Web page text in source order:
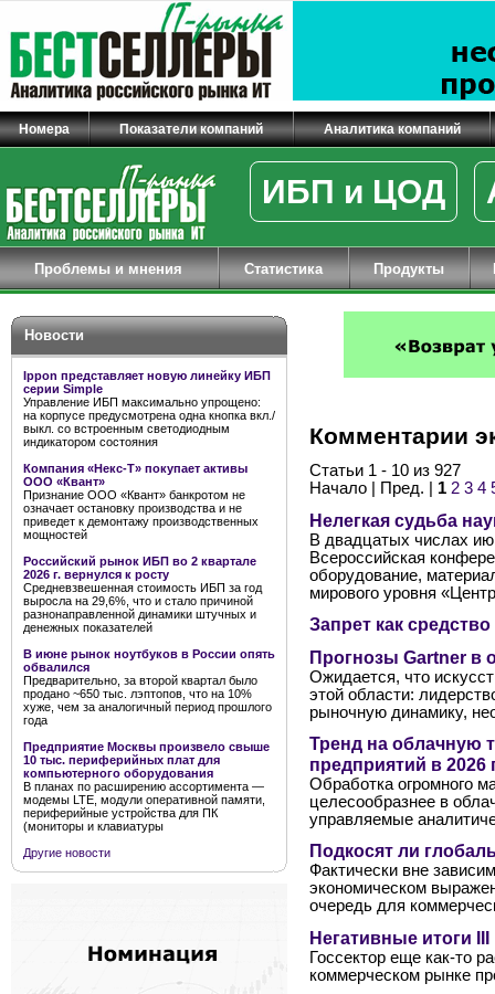
Номера Показатели компаний Аналитика компаний
ИБП и ЦОД
Проблемы и мнения Статистика Продукты
Новости
Ippon представляет новую линейку ИБП
серии Simple
Управление ИБП максимально упрощено:
на корпусе предусмотрена одна кнопка вкл./
выкл. со встроенным светодиодным
индикатором состояния
Компания «Некс-Т» покупает активы
ООО «Квант»
Признание ООО «Квант» банкротом не
означает остановку производства и не
приведет к демонтажу производственных
мощностей
Российский рынок ИБП во 2 квартале
2026 г. вернулся к росту
Средневзвешенная стоимость ИБП за год
выросла на 29,6%, что и стало причиной
разнонаправленной динамики штучных и
денежных показателей
В июне рынок ноутбуков в России опять
обвалился
Предварительно, за второй квартал было
продано ~650 тыс. лэптопов, что на 10%
хуже, чем за аналогичный период прошлого
года
Предприятие Москвы произвело свыше
10 тыс. периферийных плат для
компьютерного оборудования
В планах по расширению ассортимента —
модемы LTE, модули оперативной памяти,
периферийные устройства для ПК
(мониторы и клавиатуры
Другие новости
Комментарии
Статьи 1 - 10 из 927
Начало | Пред. | 1 2 3 4
Нелегкая судьба
В двадцатых числах
Всероссийская
оборудование,
мирового уровня
Запрет как
Прогнозы Gartner в
Ожидается, что
этой области:
рыночную динамику,
Тренд на
предприятий в 2026
Обработка огромного
целесообразнее в
управляемые
Подкосят ли
Фактически вне
экономическом
очередь для
Негативные итоги
Госсектор еще как-то
коммерческом рынке